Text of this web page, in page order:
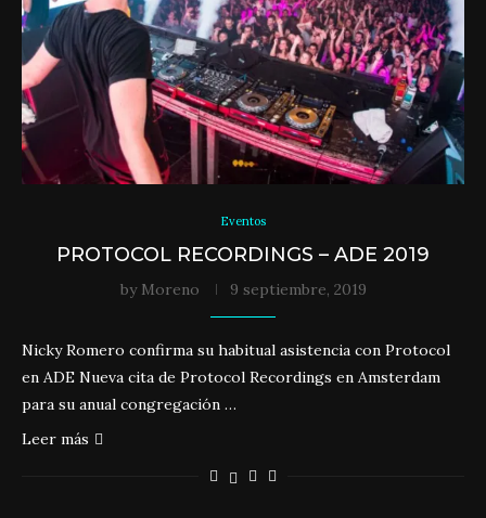
Eventos
PROTOCOL RECORDINGS – ADE 2019
by Moreno 9 septiembre, 2019
Nicky Romero confirma su habitual asistencia con Protocol
en ADE Nueva cita de Protocol Recordings en Amsterdam
para su anual congregación …
Leer más